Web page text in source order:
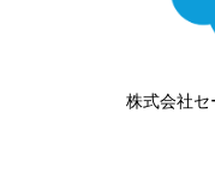
株式会社セ